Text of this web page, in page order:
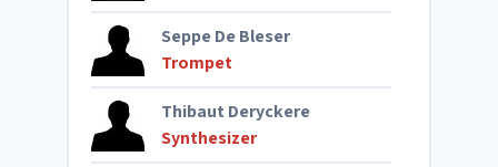
Seppe De Bleser
Trompet
Thibaut Deryckere
Synthesizer